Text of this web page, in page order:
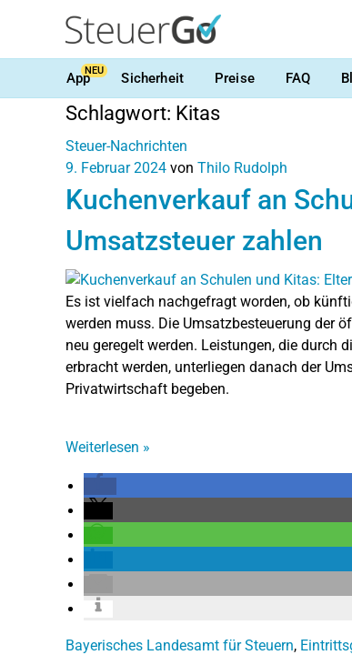
AppNEU Sicherheit Preise FAQ
Schlagwort: Kitas
Steuer-Nachrichten
9. Februar 2024 von Thilo Rudolph
Kuchenverkauf an
Umsatzsteuer zahlen
Es ist vielfach nachgefragt worden, ob
werden muss. Die Umsatzbesteuerung der
neu geregelt werden. Leistungen, die
erbracht werden, unterliegen danach der
Privatwirtschaft begeben.
Weiterlesen »
Bayerisches Landesamt für Steuern,